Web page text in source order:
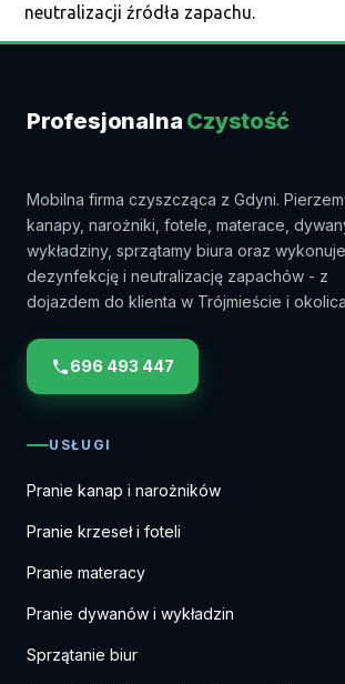
neutralizacji źródła zapachu.
Profesjonalna Czystość
Mobilna firma czyszcząca z Gdyni.
kanapy, narożniki, fotele, materace,
wykładziny, sprzątamy biura oraz
dezynfekcję i neutralizację zapachów - z
dojazdem do klienta w Trójmieście i
696 493 447
USŁUGI
Pranie kanap i narożników
Pranie krzeseł i foteli
Pranie materacy
Pranie dywanów i wykładzin
Sprzątanie biur